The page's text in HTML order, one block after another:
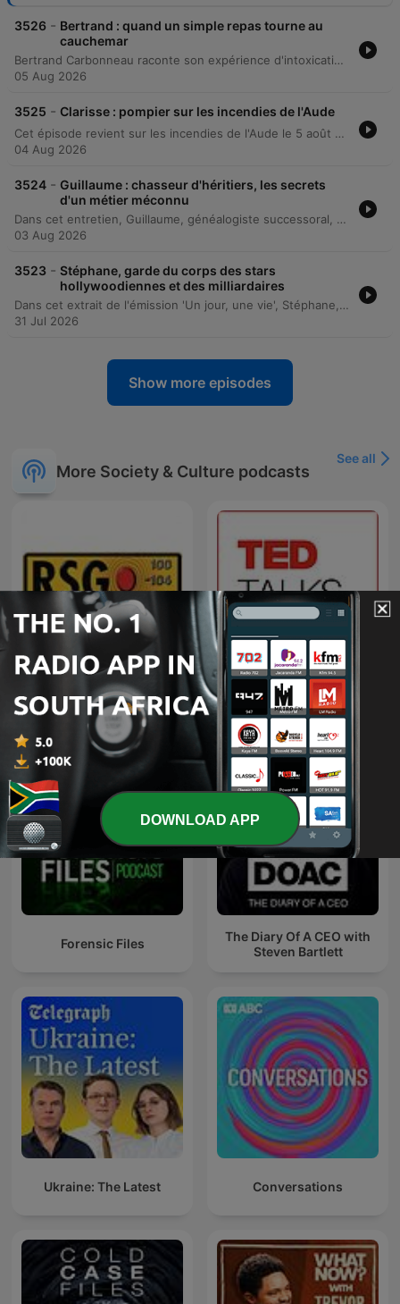
3526 - Bertrand : quand un simple repas tourne au
cauchemar
Bertrand Carbonneau raconte son expérience d'intoxication grave après avoir consommé une courge amère, causée par la cucurbitacine. Ce poison, issu d'un croisement accidentel entre variétés, a provoqué des symptômes sévères, incluant la perte de cheveux et de peau. L'émission aborde ensuite l'absence d'information des magasins lors de tels incidents et l'analyse des mécanismes de surveillance alimentaire par l'expert Pascal Hébel. Enfin, la présentation de l'application Alerte Conso permet de découvrir comment recevoir des notifications proactives sur les rappels de produits.
05 Aug 2026
3525 - Clarisse : pompier sur les incendies de l'Aude
Cet épisode revient sur les incendies de l'Aude le 5 août dernier à travers les témoignages de Clarisse, une pompière, et d'Eglantine, habitante du village de Ribaud. Elles décrivent la progression rapide des flammes, les procédures d'urgence pour survivre au milieu des feux et l'ambiance de guerre vécue lors de l'intervention des secours. L'entretien explore également le parcours professionnel de Clarisse, de sa vocation initiale chez les jeunes sapeurs-pompiers jusqu'aux réalités du métier. L'épisode aborde les qualités essentielles pour devenir pompier, telles que l'esprit d'équipe et la bienveillance, tout en lançant un appel aux futurs volontaires.
04 Aug 2026
3524 - Guillaume : chasseur d'héritiers, les secrets
d'un métier méconnu
Dans cet entretien, Guillaume, généalogiste successoral, explique son métier de chercheur d'héritiers et partage des anecdotes marquantes, allant de découvertes fortunées à des secrets de famille sordides. Il évoque également les particularités de ses enquêtes lors d'inventaires, comme la découverte d'objets insolites ou de trésors cachés. L'exploration des coulisses du métier aborde la responsabilité juridique, l'aspect international des recherches et la complexité des successions. L'invité raconte comment il a résolu une énigme familiale impliquant un enfant caché, tout en soulignant l'importance de conserver des preuves physiques pour prouver une filiation.
03 Aug 2026
3523 - Stéphane, garde du corps des stars
hollywoodiennes et des milliardaires
Dans cet extrait de l'émission 'Un jour, une vie', Stéphane, un ancien garde du corps de célébrités, partage des anecdotes marquantes sur sa carrière de vingt ans. Il évoque ses expériences auprès de stars comme Brad Pitt, Leonardo DiCaprio et Cate Blanchett, tout en détaillant les aspects techniques et les risques de son métier. Il raconte également ses missions auprès de personnalités telles que Bill Gates et Al Gore, expliquant comment sa morphologie discrète est un atout pour passer inaperçu. L'entretien explore les coulisses du luxe extrême, la gestion des imprévus et les qualités essentielles pour réussir dans cette profession, notamment l'humilité, la forme physique et le sérieux.
31 Jul 2026
Show more episodes
More Society & Culture podcasts
See all
RSG Dokumentêr TED Talks Daily
Forensic Files
The Diary Of A CEO with
Steven Bartlett
Ukraine: The Latest Conversations
DOWNLOAD APP